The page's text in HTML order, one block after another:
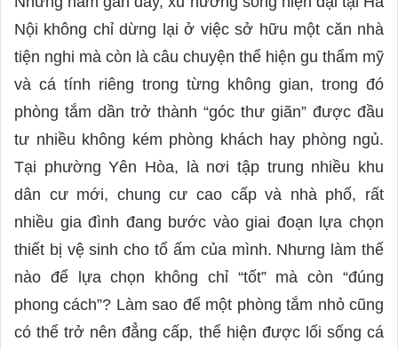
n
e
m
Nội không chỉ dừng lại ở việc sở hữu một căn nhà
tiện nghi mà còn là câu chuyện thể hiện gu thẩm mỹ
và cá tính riêng trong từng không gian, trong đó
phòng tắm dần trở thành “góc thư giãn” được đầu
tư nhiều không kém phòng khách hay phòng ngủ.
Tại phường Yên Hòa, là nơi tập trung nhiều khu
dân cư mới, chung cư cao cấp và nhà phố, rất
nhiều gia đình đang bước vào giai đoạn lựa chọn
thiết bị vệ sinh cho tổ ấm của mình. Nhưng làm thế
nào để lựa chọn không chỉ “tốt” mà còn “đúng
phong cách”? Làm sao để một phòng tắm nhỏ cũng
có thể trở nên đẳng cấp, thể hiện được lối sống cá